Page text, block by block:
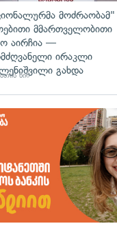
მოძრაობამ"
მმართველობითი
აირჩია —
ირაკლი
გახდა
წინ